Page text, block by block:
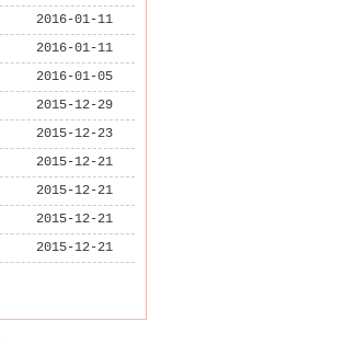
2016-01-11
2016-01-11
2016-01-05
2015-12-29
2015-12-23
2015-12-21
2015-12-21
2015-12-21
2015-12-21